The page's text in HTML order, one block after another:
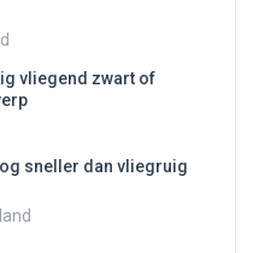
vliegend zwart of
sneller dan vliegruig